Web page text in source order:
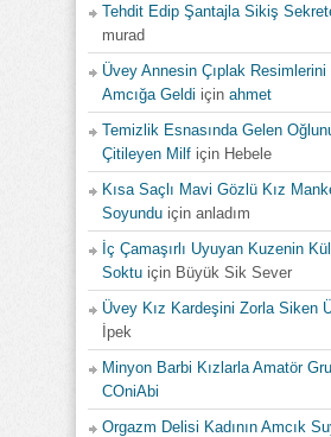
Tehdit Edip Şantajla Sikiş
murad
Üvey Annesin Çıplak
Amcığa Geldi için ahmet
Temizlik Esnasında Gelen
Çitileyen Milf için Hebele
Kısa Saçlı Mavi Gözlü Kız
Soyundu için anladım
İç Çamaşırlı Uyuyan Kuzenin
Soktu için Büyük Sik Sever
Üvey Kız Kardeşini Zorla Siken
İpek
Minyon Barbi Kızlarla Amatör
COniAbi
Orgazm Delisi Kadının Amcık